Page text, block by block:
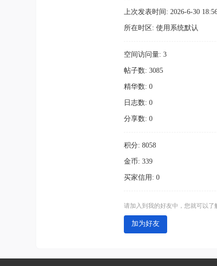
上次发表时间: 2026-6-30
所在时区: 使用系统默认
空间访问量: 3
帖子数: 3085
精华数: 0
日志数: 0
分享数: 0
积分: 8058
金币: 339
买家信用: 0
请加入到我的好友中，您就可以
加为好友